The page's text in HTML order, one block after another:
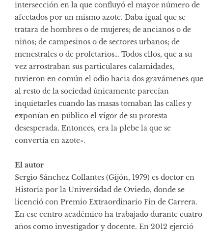
intersección en la que confluyó el mayor número de
afectados por un mismo azote. Daba igual que se
tratara de hombres o de mujeres; de ancianos o de
niños; de campesinos o de sectores urbanos; de
menestrales o de proletarios… Todos ellos, que a su
vez arrostraban sus particulares calamidades,
tuvieron en común el odio hacia dos gravámenes que
al resto de la sociedad únicamente parecían
inquietarles cuando las masas tomaban las calles y
exponían en público el vigor de su protesta
desesperada. Entonces, era la plebe la que se
convertía en azote».
El autor
Sergio Sánchez Collantes (Gijón, 1979) es doctor en
Historia por la Universidad de Oviedo, donde se
licenció con Premio Extraordinario Fin de Carrera.
En ese centro académico ha trabajado durante cuatro
años como investigador y docente. En 2012 ejerció